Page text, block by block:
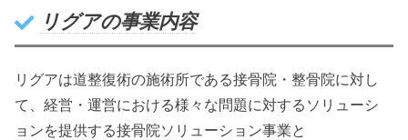
リグアの事業内容
リグアは道整復術の施術所である接骨院・整骨院に対し
て、経営・運営における様々な問題に対するソリューシ
ョンを提供する接骨院ソリューション事業と